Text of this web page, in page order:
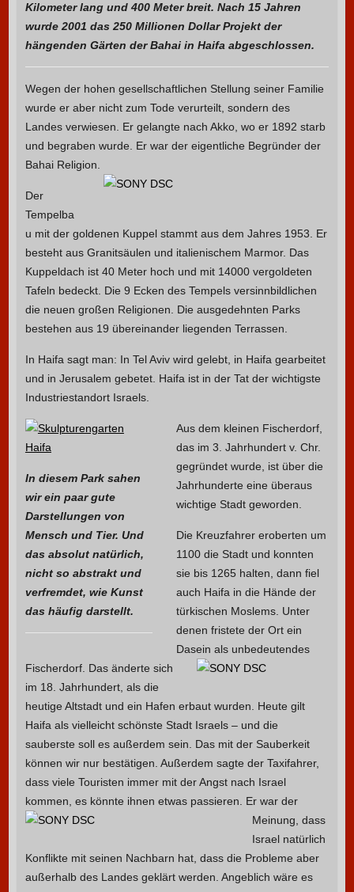
Kilometer lang und 400 Meter breit. Nach 15 Jahren
wurde 2001 das 250 Millionen Dollar Projekt der
hängenden Gärten der Bahai in Haifa abgeschlossen.
Wegen der hohen gesellschaftlichen Stellung seiner Familie
wurde er aber nicht zum Tode verurteilt, sondern des
Landes verwiesen. Er gelangte nach Akko, wo er 1892 starb
und begraben wurde. Er war der eigentliche Begründer der
Bahai Religion.
Der
Tempelba
u mit der goldenen Kuppel stammt aus dem Jahres 1953. Er
besteht aus Granitsäulen und italienischem Marmor. Das
Kuppeldach ist 40 Meter hoch und mit 14000 vergoldeten
Tafeln bedeckt. Die 9 Ecken des Tempels versinnbildlichen
die neuen großen Religionen. Die ausgedehnten Parks
bestehen aus 19 übereinander liegenden Terrassen.
In Haifa sagt man: In Tel Aviv wird gelebt, in Haifa gearbeitet
und in Jerusalem gebetet. Haifa ist in der Tat der wichtigste
Industriestandort Israels.
In diesem Park sahen
wir ein paar gute
Darstellungen von
Mensch und Tier. Und
das absolut natürlich,
nicht so abstrakt und
verfremdet, wie Kunst
das häufig darstellt.
Aus dem kleinen Fischerdorf,
das im 3. Jahrhundert v. Chr.
gegründet wurde, ist über die
Jahrhunderte eine überaus
wichtige Stadt geworden.
Die Kreuzfahrer eroberten um
1100 die Stadt und konnten
sie bis 1265 halten, dann fiel
auch Haifa in die Hände der
türkischen Moslems. Unter
denen fristete der Ort ein
Dasein als unbedeutendes
Fischerdorf. Das änderte sich
im 18. Jahrhundert, als die
heutige Altstadt und ein Hafen erbaut wurden. Heute gilt
Haifa als vielleicht schönste Stadt Israels – und die
sauberste soll es außerdem sein. Das mit der Sauberkeit
können wir nur bestätigen. Außerdem sagte der Taxifahrer,
dass viele Touristen immer mit der Angst nach Israel
kommen, es könnte ihnen etwas passieren. Er war der
Meinung, dass
Israel natürlich
Konflikte mit seinen Nachbarn hat, dass die Probleme aber
außerhalb des Landes geklärt werden. Angeblich wäre es